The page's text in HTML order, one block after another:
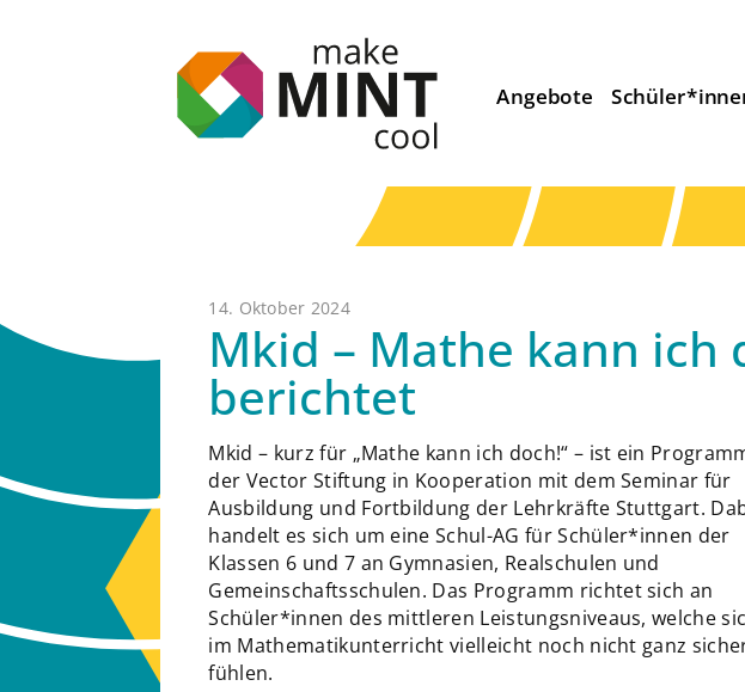
Angebote
14. Oktober 2024
Mkid – Mathe kann ich
berichtet
Mkid – kurz für „Mathe kann ich doch!“ – ist ein
der Vector Stiftung in Kooperation mit dem Seminar für
Ausbildung und Fortbildung der Lehrkräfte Stuttgart.
handelt es sich um eine Schul-AG für Schüler*innen der
Klassen 6 und 7 an Gymnasien, Realschulen und
Gemeinschaftsschulen. Das Programm richtet sich an
Schüler*innen des mittleren Leistungsniveaus, welche
im Mathematikunterricht vielleicht noch nicht ganz
fühlen.